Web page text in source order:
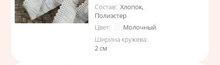
Состав: Хлопок,
Полиэстер
Цвет:
Молочный
Ширина кружева:
2см